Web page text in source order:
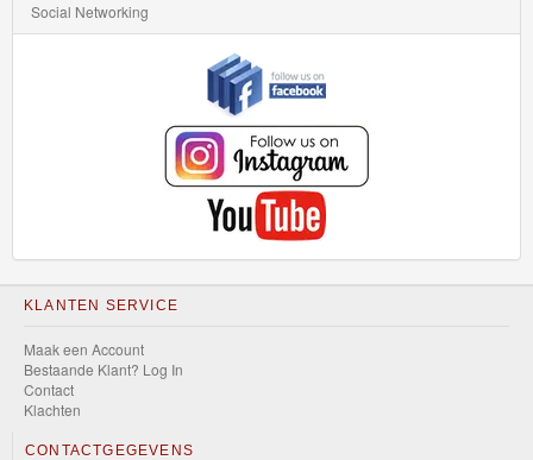
Social Networking
KLANTEN SERVICE
Maak een Account
Bestaande Klant? Log In
Contact
Klachten
CONTACTGEGEVENS